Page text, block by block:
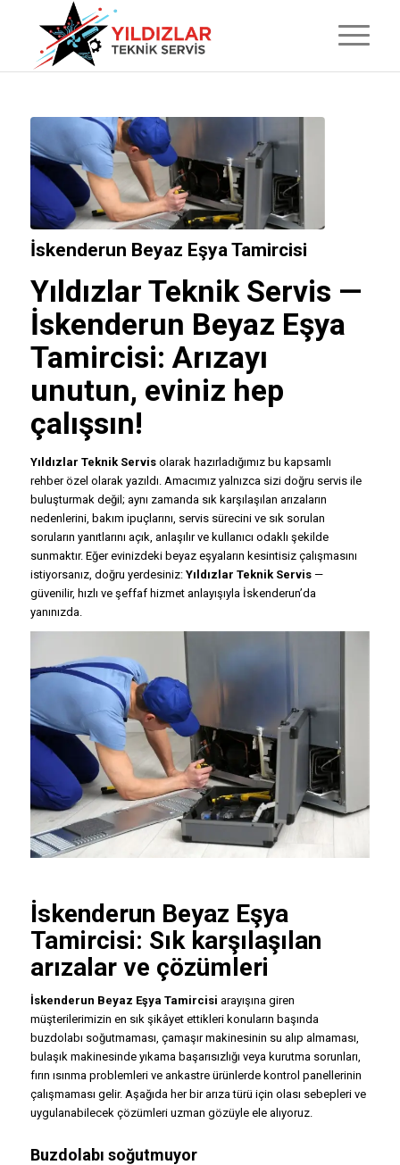
İskenderun Beyaz Eşya Tamircisi
Yıldızlar Teknik Servis —
İskenderun Beyaz Eşya
Tamircisi: Arızayı
unutun, eviniz hep
çalışsın!
Yıldızlar Teknik Servisolarak hazırladığımız bu kapsamlı
rehber özel olarak yazıldı. Amacımız yalnızca sizi doğru servis ile
buluşturmak değil; aynı zamanda sık karşılaşılan arızaların
nedenlerini, bakım ipuçlarını, servis sürecini ve sık sorulan
soruların yanıtlarını açık, anlaşılır ve kullanıcı odaklı şekilde
sunmaktır. Eğer evinizdeki beyaz eşyaların kesintisiz çalışmasını
istiyorsanız, doğru yerdesiniz: Yıldızlar Teknik Servis—
güvenilir, hızlı ve şeffaf hizmet anlayışıyla İskenderun’da
yanınızda.
İskenderun Beyaz Eşya
Tamircisi: Sık karşılaşılan
arızalar ve çözümleri
İskenderun Beyaz Eşya Tamircisi arayışına giren
müşterilerimizin en sık şikâyet ettikleri konuların başında
buzdolabı soğutmaması, çamaşır makinesinin su alıp almaması,
bulaşık makinesinde yıkama başarısızlığı veya kurutma sorunları,
fırın ısınma problemleri ve ankastre ürünlerde kontrol panellerinin
çalışmaması gelir. Aşağıda her bir arıza türü için olası sebepleri ve
uygulanabilecek çözümleri uzman gözüyle ele alıyoruz.
Buzdolabı soğutmuyor